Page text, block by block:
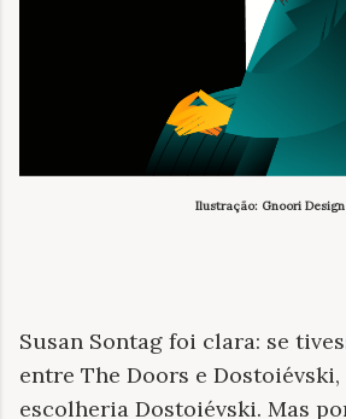
Ilustração: Gnoori Design
Susan Sontag foi clara: se
entre The Doors e
escolheria Dostoiévski. Mas